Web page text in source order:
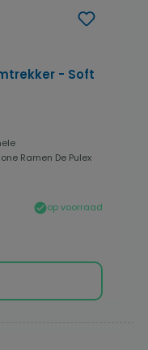
- Soft
Ramen De Pulex
op voorraad